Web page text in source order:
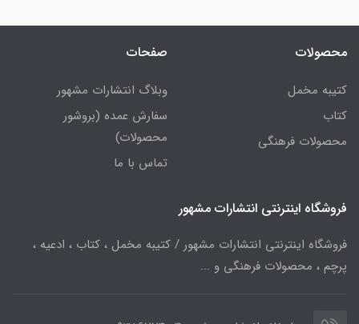
محصولات
کتیبه مخمل
کتاب
محصولات فرهنگی
صفحات
وبلاگ انتشارات مشهور
سفارش عمده (بروشور
محصولات)
تماس با ما
فروشگاه اینترنتی انتشارات مشهور
فروشگاه اینترنتی انتشارات مشهور / کتیبه مخمل ، کتاب ، ادعیه ،
پرچم ، محصولات فرهنگی و ...